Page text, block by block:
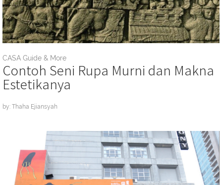
CASA Guide & More
Contoh Seni Rupa Murni dan Makna
Estetikanya
by: Thaha Ejiansyah